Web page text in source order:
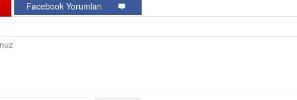
Facebook Yorumları